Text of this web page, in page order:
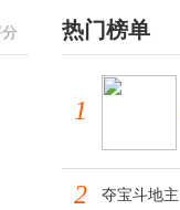
热门榜单
1
2 夺宝斗地主